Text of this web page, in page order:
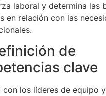
laboral y determina las
en relación con las
de
clave
con los líderes de equipo